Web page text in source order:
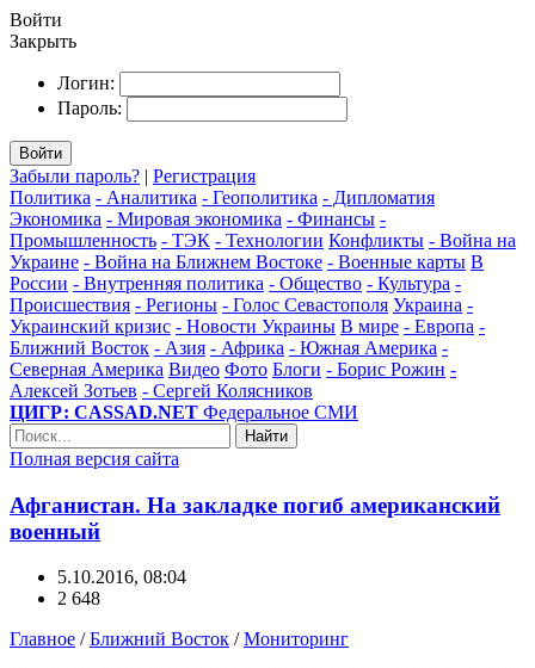
Войти
Закрыть
Логин:
Пароль:
Войти
Забыли пароль? | Регистрация
Политика - Аналитика - Геополитика - Дипломатия
Экономика - Мировая экономика - Финансы -
Промышленность - ТЭК - Технологии Конфликты - Война на
Украине - Война на Ближнем Востоке - Военные карты В
России - Внутренняя политика - Общество - Культура -
Происшествия - Регионы - Голос Севастополя Украина -
Украинский кризис - Новости Украины В мире - Европа -
Ближний Восток - Азия - Африка - Южная Америка -
Северная Америка Видео Фото Блоги - Борис Рожин -
Алексей Зотьев - Сергей Колясников
ЦИГР: CASSAD.NET Федеральное СМИ
Найти
Полная версия сайта
Афганистан. На закладке погиб американский
военный
5.10.2016, 08:04
2 648
Главное /Ближний Восток /Мониторинг